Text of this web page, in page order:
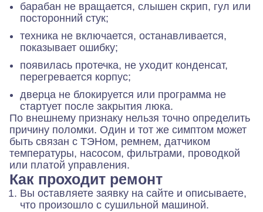
барабан не вращается, слышен скрип, гул или
посторонний стук;
техника не включается, останавливается,
показывает ошибку;
появилась протечка, не уходит конденсат,
перегревается корпус;
дверца не блокируется или программа не
стартует после закрытия люка.
По внешнему признаку нельзя точно определить
причину поломки. Один и тот же симптом может
быть связан с ТЭНом, ремнем, датчиком
температуры, насосом, фильтрами, проводкой
или платой управления.
Как проходит ремонт
Вы оставляете заявку на сайте и описываете,
что произошло с сушильной машиной.